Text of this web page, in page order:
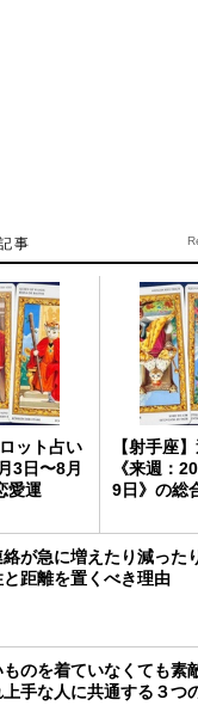
事
ット占い
3日〜8月
愛運
【射手座
《来週：
9日》の総
絡が急に増えたり減っ
と距離を置くべき理由
ものを着ていなくても素
上手な人に共通する３つ